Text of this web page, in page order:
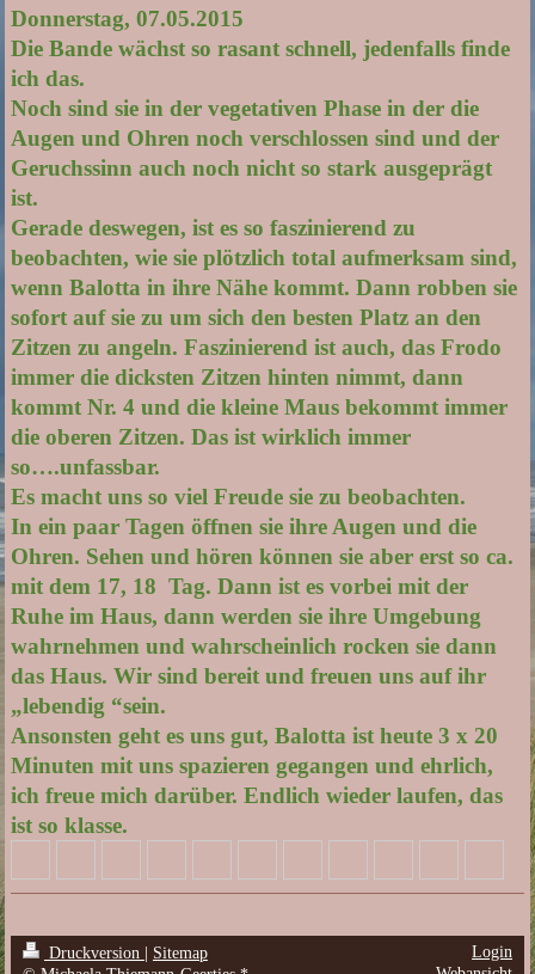
Donnerstag, 07.05.2015
Die Bande wächst so rasant schnell, jedenfalls finde
ich das.
Noch sind sie in der vegetativen Phase in der die
Augen und Ohren noch verschlossen sind und der
Geruchssinn auch noch nicht so stark ausgeprägt
ist.
Gerade deswegen, ist es so faszinierend zu
beobachten, wie sie plötzlich total aufmerksam sind,
wenn Balotta in ihre Nähe kommt. Dann robben sie
sofort auf sie zu um sich den besten Platz an den
Zitzen zu angeln. Faszinierend ist auch, das Frodo
immer die dicksten Zitzen hinten nimmt, dann
kommt Nr. 4 und die kleine Maus bekommt immer
die oberen Zitzen. Das ist wirklich immer
so….unfassbar.
Es macht uns so viel Freude sie zu beobachten.
In ein paar Tagen öffnen sie ihre Augen und die
Ohren. Sehen und hören können sie aber erst so ca.
mit dem 17, 18 Tag. Dann ist es vorbei mit der
Ruhe im Haus, dann werden sie ihre Umgebung
wahrnehmen und wahrscheinlich rocken sie dann
das Haus. Wir sind bereit und freuen uns auf ihr
„lebendig “sein.
Ansonsten geht es uns gut, Balotta ist heute 3 x 20
Minuten mit uns spazieren gegangen und ehrlich,
ich freue mich darüber. Endlich wieder laufen, das
ist so klasse.
Druckversion
Sitemap
Login